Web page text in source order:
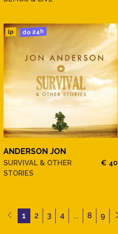
lp do 24h
ANDERSON JON
SURVIVAL & OTHER
STORIES
€ 40
1 2 3 4 ... 8 9